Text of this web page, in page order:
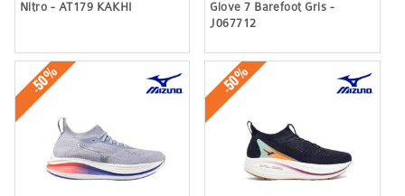
Nitro - AT179 KAKHI
Glove 7 Barefoot Gris -
J067712
-50% -50%